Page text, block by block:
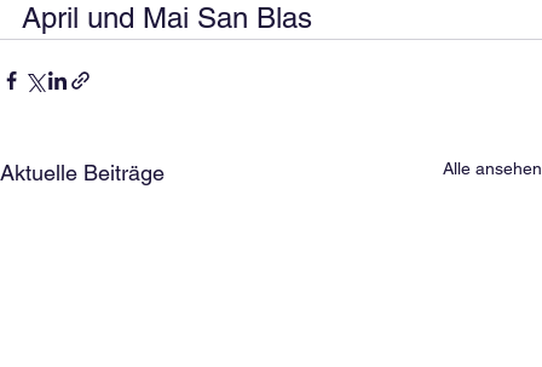
April und Mai San Blas
Aktuelle Beiträge Alle ansehen